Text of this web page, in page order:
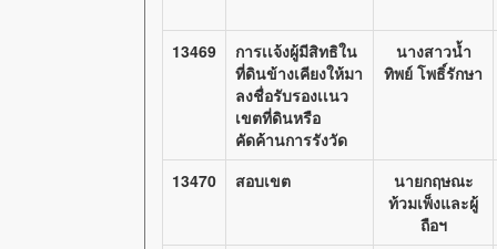
13469
การเเจ้งผู้มีสิทธิใน
ที่ดินข้างเคียงให้มา
ลงชื่อรับรองเเนว
เขตที่ดินหรือ
คัดค้านการรังวัด
นางสาวน้ำ
ทิพย์ โพธิ์รักษา
13470 สอบเขต
นายกฤษณะ
ท้วมเพ็งและผู้
ถือฯ